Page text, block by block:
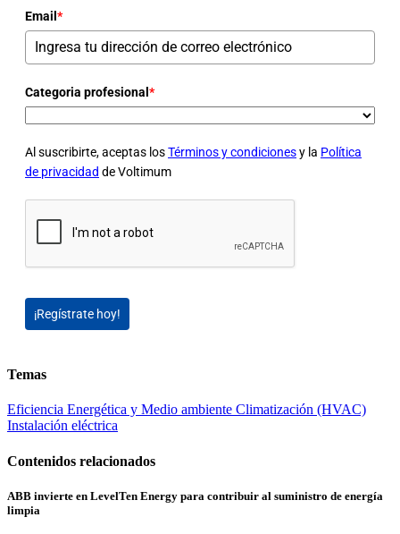
Email *
Categoria profesional *
Al suscribirte, aceptas losTérminos y condicionesy la Política
de privacidad de Voltimum
¡Regístrate hoy!
Temas
Eficiencia Energética y Medio ambiente Climatización (HVAC)
Instalación eléctrica
Contenidos relacionados
ABB invierte en LevelTen Energy para contribuir al suministro de energía
limpia